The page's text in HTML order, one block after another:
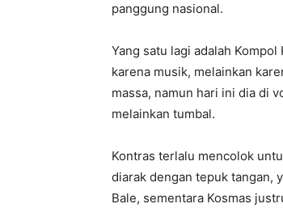
panggung nasional.
Yang satu lagi adalah
karena musik, melainkan
massa, namun hari ini dia di
melainkan tumbal.
Kontras terlalu mencolok
diarak dengan tepuk tangan,
Bale, sementara Kosmas